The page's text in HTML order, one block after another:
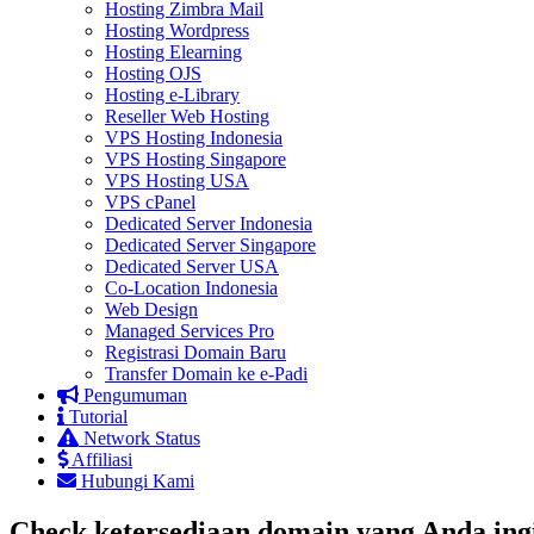
Hosting Zimbra Mail
Hosting Wordpress
Hosting Elearning
Hosting OJS
Hosting e-Library
Reseller Web Hosting
VPS Hosting Indonesia
VPS Hosting Singapore
VPS Hosting USA
VPS cPanel
Dedicated Server Indonesia
Dedicated Server Singapore
Dedicated Server USA
Co-Location Indonesia
Web Design
Managed Services Pro
Registrasi Domain Baru
Transfer Domain ke e-Padi
Pengumuman
Tutorial
Network Status
Affiliasi
Hubungi Kami